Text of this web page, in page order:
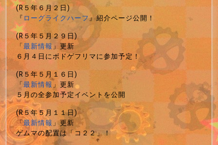
(R５年６月２日)
『ローグライクハーフ』紹介ページ公開！
(R５年５月２９日)
「最新情報」更新
６月４日にボドゲフリマに参加予定！
(R５年５月１６日)
「最新情報」更新
５月の全参加予定イベントを公開
(R５年５月１１日)
「最新情報」更新
ゲムマの配置は「コ２２」！